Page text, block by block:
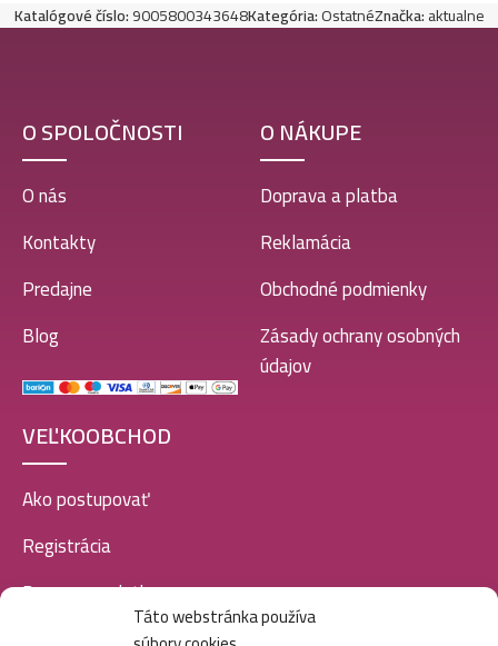
Táto webstránka používa
Katalógové číslo:9005800343648Kategória:OstatnéZnačka:aktualne
O SPOLOČNOSTI
O nás
Kontakty
Predajne
Blog
O NÁKUPE
Doprava a platba
Reklamácia
Obchodné podmienky
Zásady ochrany osobných
údajov
VEĽKOOBCHOD
Ako postupovať
Registrácia
Doprava a platba